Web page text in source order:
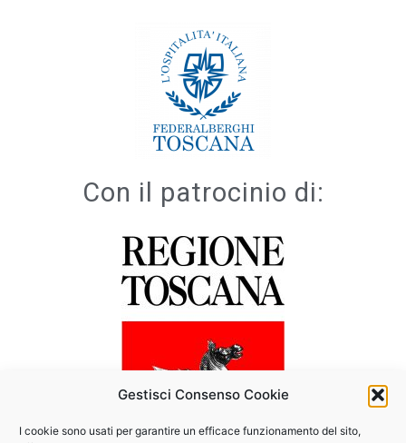
Gestisci Consenso Cookie
I cookie sono usati per garantire un efficace funzionamento del sito,
Con il patrocinio di: